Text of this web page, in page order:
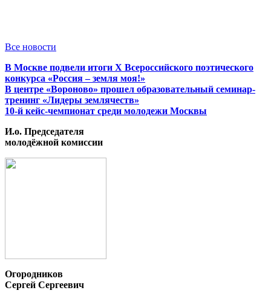
Все новости
В Москве подвели итоги X Всероссийского поэтического
конкурса «Россия – земля моя!»
В центре «Вороново» прошел образовательный семинар-
тренинг «Лидеры землячеств»
10-й кейс-чемпионат среди молодежи Москвы
И.о. Председателя
молодёжной комиссии
Огородников
Сергей Сергеевич